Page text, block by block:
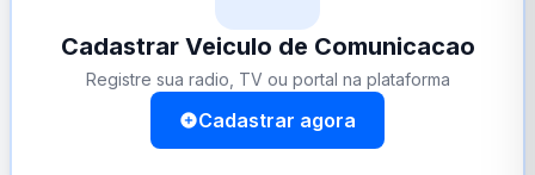
Cadastrar Veiculo de Comunicacao
Registre sua radio, TV ou portal na plataforma
add_circleCadastrar agora